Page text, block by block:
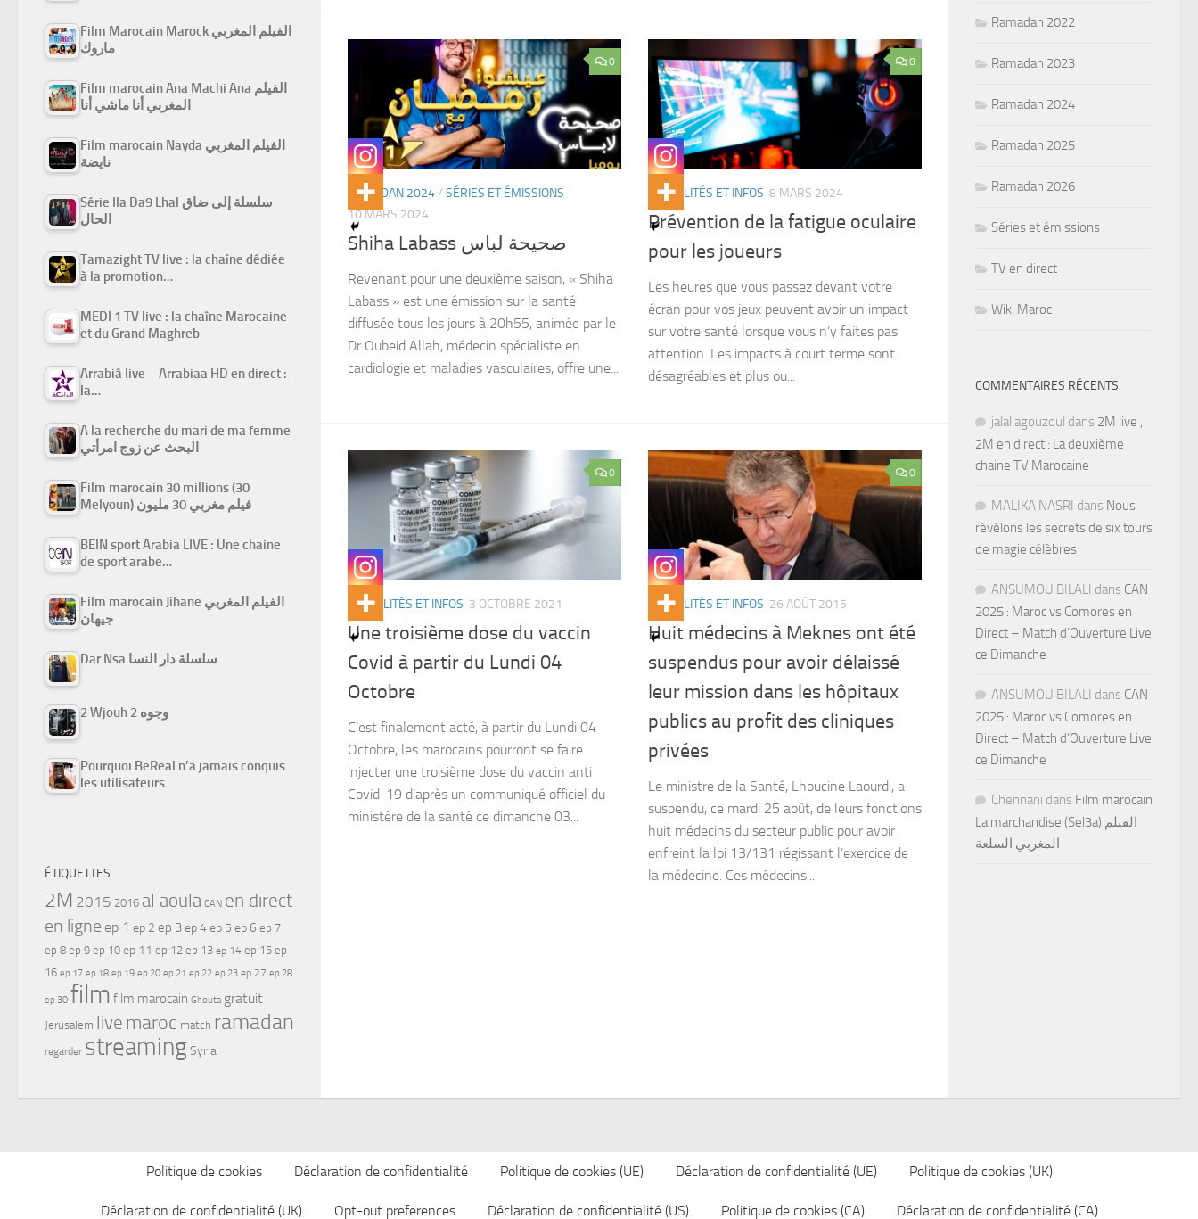
0
RAMADAN 2024/ SÉRIES ET ÉMISSIONS
10 MARS 2024
Shiha Labass صحيحة لباس
Revenant pour une deuxième saison, « Shiha
Labass » est une émission sur la santé
diffusée tous les jours à 20h55, animée par le
Dr Oubeid Allah, médecin spécialiste en
cardiologie et maladies vasculaires, offre une...
0
ACTUALITÉS ET INFOS 8 MARS 2024
Prévention de la fatigue oculaire
pour les joueurs
Les heures que vous passez devant votre
écran pour vos jeux peuvent avoir un impact
sur votre santé lorsque vous n’y faites pas
attention. Les impacts à court terme sont
désagréables et plus ou...
0
ACTUALITÉS ET INFOS 3 OCTOBRE 2021
Une troisième dose du vaccin
Covid à partir du Lundi 04
Octobre
C’est finalement acté, à partir du Lundi 04
Octobre, les marocains pourront se faire
injecter une troisième dose du vaccin anti
Covid-19 d’après un communiqué officiel du
ministère de la santé ce dimanche 03...
0
ACTUALITÉS ET INFOS 26 AOÛT 2015
Huit médecins à Meknes ont été
suspendus pour avoir délaissé
leur mission dans les hôpitaux
publics au profit des cliniques
privées
Le ministre de la Santé, Lhoucine Laourdi, a
suspendu, ce mardi 25 août, de leurs fonctions
huit médecins du secteur public pour avoir
enfreint la loi 13/131 régissant l’exercice de
la médecine. Ces médecins...
Film Marocain Marock الفيلم المغربي
ماروك
Film marocain Ana Machi Ana الفيلم
المغربي أنا ماشي أنا
Film marocain Nayda الفيلم المغربي
نايضة
Série Ila Da9 Lhal سلسلة إلى ضاق
الحال
Tamazight TV live : la chaîne dédiée
à la promotion…
MEDI 1 TV live : la chaîne Marocaine
et du Grand Maghreb
Arrabiâ live – Arrabiaa HD en direct :
la…
A la recherche du mari de ma femme
البحث عن زوج امرأتي
Film marocain 30 millions (30
Melyoun) فيلم مغربي 30 مليون
BEIN sport Arabia LIVE : Une chaine
de sport arabe…
Film marocain Jihane الفيلم المغربي
جيهان
Dar Nsa سلسلة دار النسا
2 Wjouh 2 وجوه
Pourquoi BeReal n’a jamais conquis
les utilisateurs
ÉTIQUETTES
2M 2015 2016 al aoula CAN en direct
en ligne ep 1 ep 2 ep 3ep 4ep 5 ep 6 ep 7
ep 8 ep 9 ep 10 ep 11 ep 12 ep 13 ep 14 ep 15 ep
16 ep 17 ep 18 ep 19 ep 20 ep 21 ep 22 ep 23 ep 27 ep 28
ep 30 film film marocain Ghouta gratuit
Jerusalem live maroc match ramadan
regarder streamingSyria
Ramadan 2022
Ramadan 2023
Ramadan 2024
Ramadan 2025
Ramadan 2026
Séries et émissions
TV en direct
Wiki Maroc
COMMENTAIRES RÉCENTS
jalal agouzoul dans 2M live ,
2M en direct : La deuxième
chaine TV Marocaine
MALIKA NASRI dans Nous
révélons les secrets de six tours
de magie célèbres
ANSUMOU BILALI dans CAN
2025 : Maroc vs Comores en
Direct – Match d’Ouverture Live
ce Dimanche
ANSUMOU BILALI dans CAN
2025 : Maroc vs Comores en
Direct – Match d’Ouverture Live
ce Dimanche
Chennani dans Film marocain
La marchandise (Sel3a) الفيلم
المغربي السلعة
Politique de cookies Déclaration de confidentialité Politique de cookies (UE) Déclaration de confidentialité (UE) Politique de cookies (UK)
Déclaration de confidentialité (UK) Opt-out preferences Déclaration de confidentialité (US) Politique de cookies (CA) Déclaration de confidentialité (CA)